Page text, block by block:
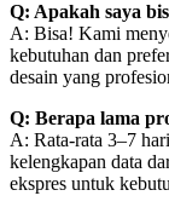
Q: Apakah saya
A: Bisa! Kami
kebutuhan dan
desain yang
Q: Berapa lama
A: Rata-rata 3–7
kelengkapan data
ekspres untuk